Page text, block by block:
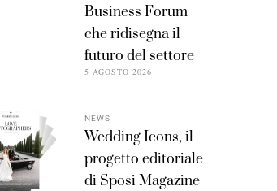
Business Forum
che ridisegna il
futuro del settore
5 AGOSTO 2026
NEWS
Wedding Icons, il
progetto editoriale
di Sposi Magazine